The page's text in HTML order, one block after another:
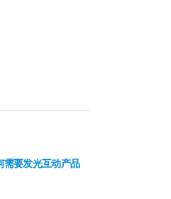
需要发光互动产品